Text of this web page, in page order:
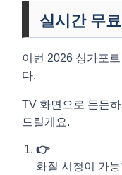
실시간 무
이번 2026 싱가포
다.
TV 화면으로 든든
드릴게요.
👉
화질 시청이 가